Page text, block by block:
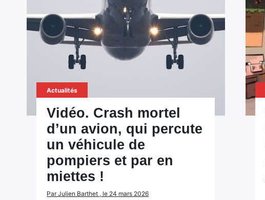
Actualités
Vidéo. Crash mortel
d’un avion, qui percute
un véhicule de
pompiers et par en
miettes !
Par Julien Barthet , le 24 mars 2026